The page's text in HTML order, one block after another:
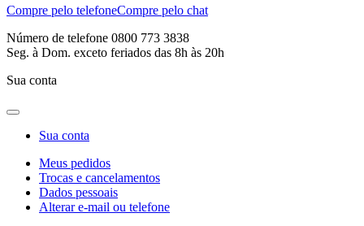
Compre pelo telefoneCompre pelo chat
Número de telefone 0800 773 3838
Seg. à Dom. exceto feriados das 8h às 20h
Sua conta
Sua conta
Meus pedidos
Trocas e cancelamentos
Dados pessoais
Alterar e-mail ou telefone